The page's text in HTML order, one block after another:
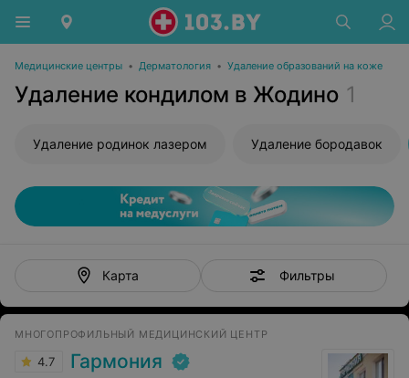
Медицинские центры • Дерматология • Удаление образований на коже
Удаление кондилом в Жодино 1
Удаление родинок лазером Удаление бородавок
Карта Фильтры
МНОГОПРОФИЛЬНЫЙ МЕДИЦИНСКИЙ ЦЕНТР
4.7 Гармония